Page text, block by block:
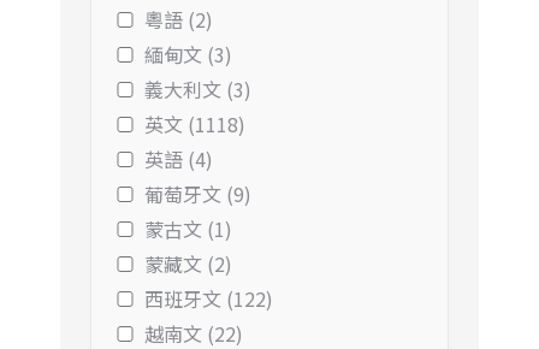
粵語 (2)
緬甸文 (3)
義大利文 (3)
英文 (1118)
英語 (4)
葡萄牙文 (9)
蒙古文 (1)
蒙藏文 (2)
西班牙文 (122)
越南文 (22)